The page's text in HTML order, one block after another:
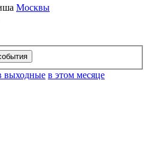
Москвы
выходные в этом месяце